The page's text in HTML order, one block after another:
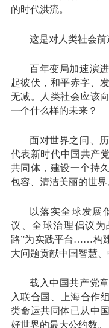
的时代洪流。
这是对人类社会
百年变局加速演
起彼伏，和平赤字、
无减。人类社会应该
一个什么样的未来？
面对世界之问、
代表新时代中国共产
共同体，建设一个持
包容、清洁美丽的世界
以落实全球发展
议、全球治理倡议
路”为实践平台……构
大问题贡献中国智慧、
载入中国共产党
入联合国、上海合作
类命运共同体已从中
好世界的最大公约数。